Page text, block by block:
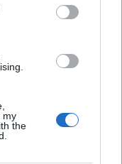
my
the
-0.07%
2.78%